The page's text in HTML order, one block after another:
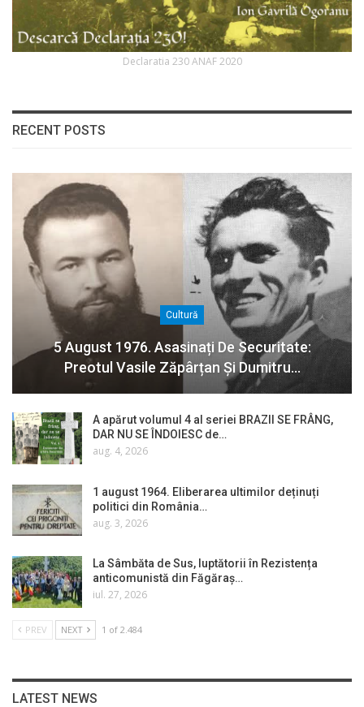
Declaratia 230 ANAF 2020
RECENT POSTS
Cultură
5 August 1976. Asasinați De Securitate:
Preotul Vasile Zăpârțan Și Dumitru…
A apărut volumul 4 al seriei BRAZII SE FRÂNG,
DAR NU SE ÎNDOIESC de…
aug. 4, 2026
1 august 1964. Eliberarea ultimilor deținuți
politici din România…
aug. 3, 2026
La Sâmbăta de Sus, luptătorii în Rezistența
anticomunistă din Făgăraș…
iul. 27, 2026
PREV NEXT 1 of 2.484
LATEST NEWS